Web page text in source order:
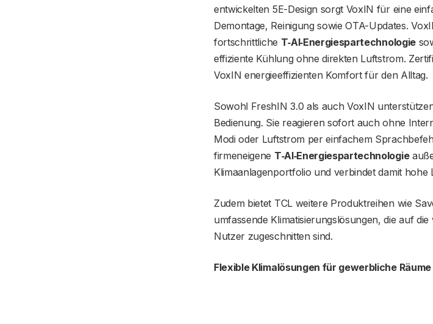
entwickelten 5E-Design sorgt VoxIN für eine
Demontage, Reinigung sowie OTA-Updates.
fortschrittliche T‑AI‑Energiespartechnologie
effiziente Kühlung ohne direkten Luftstrom.
VoxIN energieeffizienten Komfort für den Alltag.
Sowohl FreshIN 3.0 als auch VoxIN
Bedienung. Sie reagieren sofort auch ohne
Modi oder Luftstrom per einfachem
firmeneigene T‑AI‑Energiespartechnologie
Klimaanlagenportfolio und verbindet damit hohe
Zudem bietet TCL weitere Produktreihen wie
umfassende Klimatisierungslösungen, die auf
Nutzer zugeschnitten sind.
Flexible Klimalösungen für gewerbliche Räume